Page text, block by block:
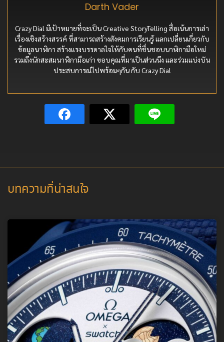
Darth Vader
Crazy Dial มีเป้าหมายที่จะเป็น Creative StoryTelling สื่อเน้นการเล่า
เรื่องเชิงสร้างสรรค์ ที่สามารถสร้างสังคมการเรียนรู้ แลกเปลี่ยนเกี่ยวกับ
ข้อมูลนาฬิกา สร้างแรงบรรดาลใจให้กับคนที่ชื่นชอบนาฬิกามือใหม่
รวมถึงนักสะสมนาฬิกามือเก่า ขอบคุณที่มาเป็นส่วนนึง และร่วมแบ่งบัน
ประสบการณ์ไปพร้อมๆกัน กับ Crazy Dial
บทความที่น่าสนใจ